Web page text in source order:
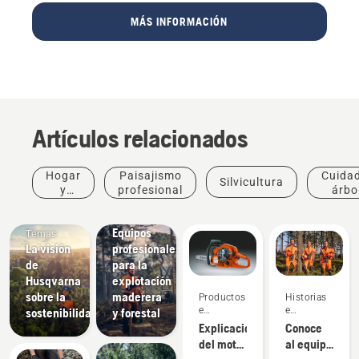
MÁS INFORMACIÓN
Artículos relacionados
Hogar
y
Paisajismo
profesional
Silvicultura
Temas
La visión
de
Husqvarna
sobre la
sostenibilidad
Equipos
profesionales
para la
explotación
maderera
y forestal
Productos
e
innovaciones
Explicación
del motor
Historias
e
inspiración
Conoce
al equipo